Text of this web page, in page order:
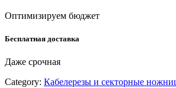
Оптимизируем бюджет
Бесплатная доставка
Даже срочная
Category: Кабелерезы и секторные